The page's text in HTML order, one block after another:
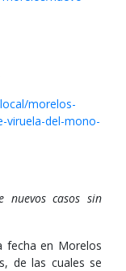
morelos-
viruela-del-mono-
nuevos casos sin
fecha en Morelos
de las cuales se